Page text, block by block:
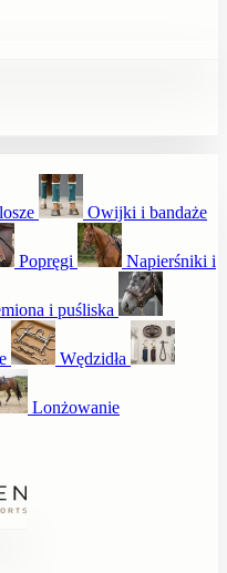
Owijki i bandaże
Popręgi Napierśniki i
i puśliska
Wędzidła
Lonżowanie